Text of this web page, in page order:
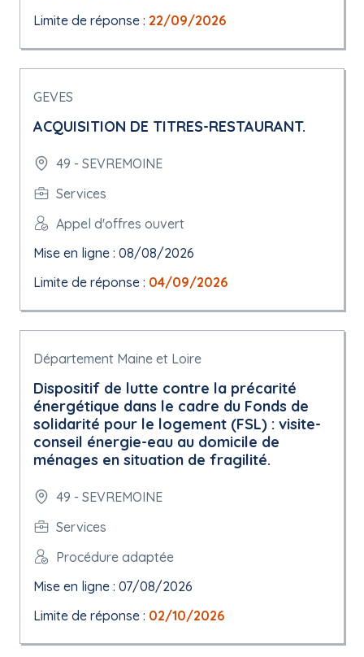
Limite de réponse : 22/09/2026
GEVES
ACQUISITION DE TITRES-RESTAURANT.
49 - SEVREMOINE
Services
Appel d'offres ouvert
Mise en ligne : 08/08/2026
Limite de réponse : 04/09/2026
Département Maine et Loire
Dispositif de lutte contre la précarité
énergétique dans le cadre du Fonds de
solidarité pour le logement (FSL) : visite-
conseil énergie-eau au domicile de
ménages en situation de fragilité.
49 - SEVREMOINE
Services
Procédure adaptée
Mise en ligne : 07/08/2026
Limite de réponse : 02/10/2026